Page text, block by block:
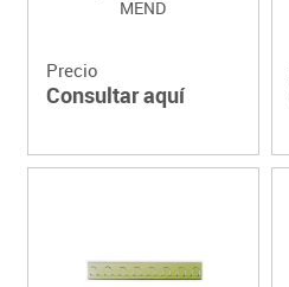
MEND
Precio
Consultar aquí